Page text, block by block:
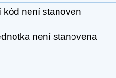
kód není stanoven
není stanovena